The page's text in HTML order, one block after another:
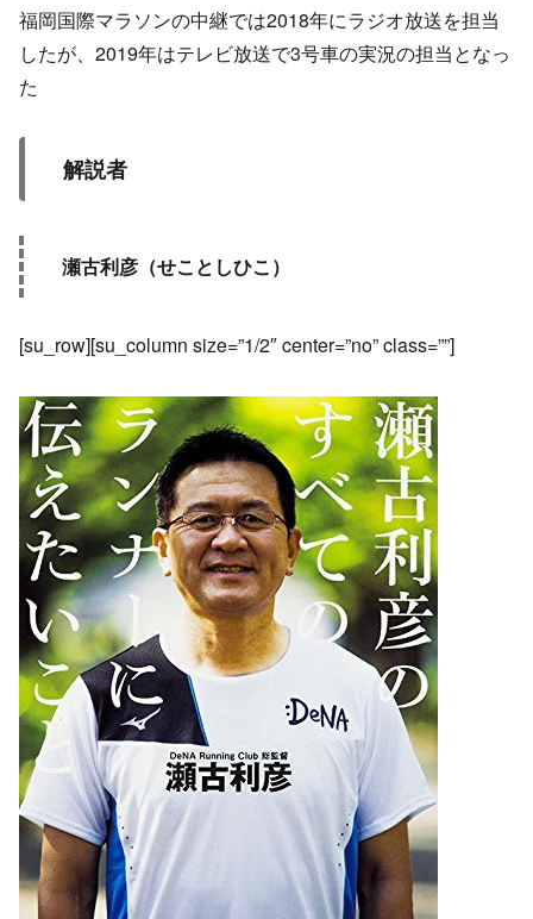
福岡国際マラソンの中継では2018年にラジオ放送を担当
したが、2019年はテレビ放送で3号車の実況の担当となっ
た
解説者
瀬古利彦（せことしひこ）
[su_row][su_column size=”1/2″ center=”no” class=””]